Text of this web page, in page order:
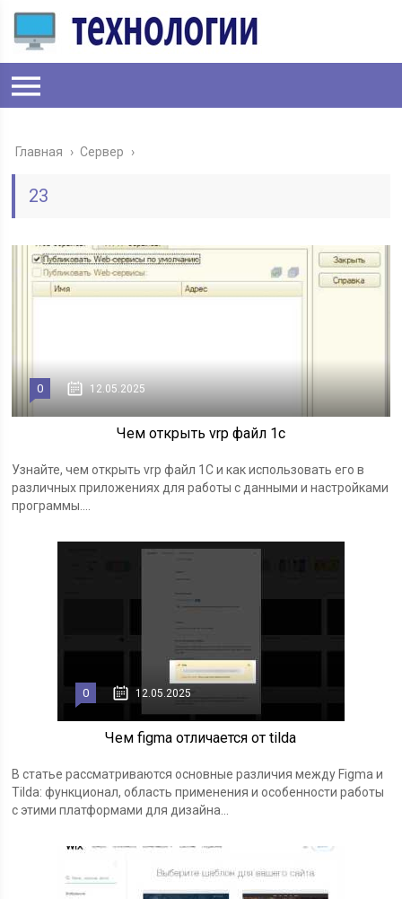
Главная › Сервер ›
23
0 12.05.2025
Чем открыть vrp файл 1с
Узнайте, чем открыть vrp файл 1С и как использовать его в
различных приложениях для работы с данными и настройками
программы....
0 12.05.2025
Чем figma отличается от tilda
В статье рассматриваются основные различия между Figma и
Tilda: функционал, область применения и особенности работы
с этими платформами для дизайна...